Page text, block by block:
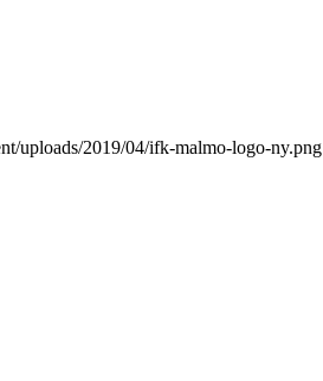
uploads/2019/04/ifk-malmo-logo-ny.png